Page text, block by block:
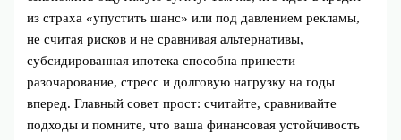
из страха «упустить шанс» или под давлением рекламы,
не считая рисков и не сравнивая альтернативы,
субсидированная ипотека способна принести
разочарование, стресс и долговую нагрузку на годы
вперед. Главный совет прост: считайте, сравнивайте
подходы и помните, что ваша финансовая устойчивость